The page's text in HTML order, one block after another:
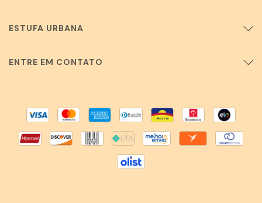
ESTUFA URBANA
ENTRE EM CONTATO